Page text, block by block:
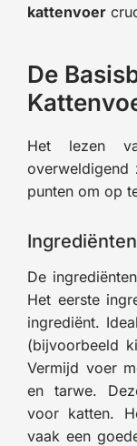
kattenvoer
De
Het lezen
overweldigend
punten om op
De
Het eerste
ingrediënt.
(bijvoorbeeld
Vermijd voer
en tarwe.
voor katten.
vaak een